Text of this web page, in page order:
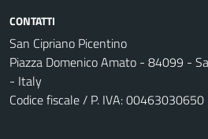
CONTATTI
San Cipriano Picentino
Piazza Domenico Amato - 84099 -
- Italy
Codice fiscale / P. IVA: 00463030650